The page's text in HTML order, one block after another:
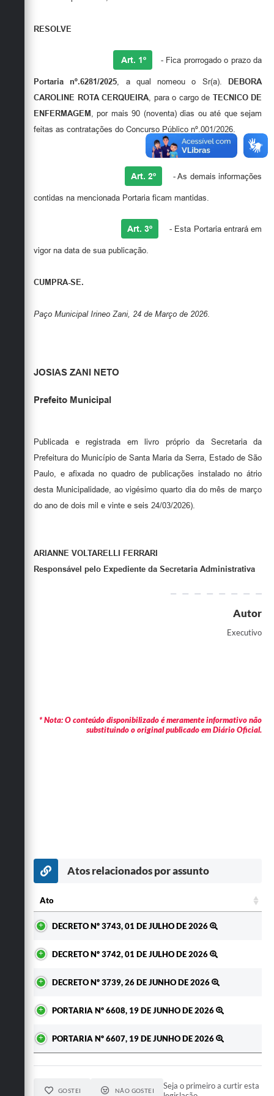
RESOLVE
Art. 1º - Fica prorrogado o prazo da
Portaria nº.6281/2025 , a qual nomeou o Sr(a).
DEBORA
CAROLINE ROTA CERQUEIRA , para o cargo de TECNICO DE
ENFERMAGEM
, por mais 90 (noventa) dias ou até que sejam
feitas as contratações do Concurso Público nº.001/2026.
Art. 2º - As demais informações
contidas na mencionada Portaria ficam mantidas.
Art. 3º - Esta Portaria entrará em
vigor na data de sua publicação.
CUMPRA-SE.
Paço Municipal Irineo Zani, 24 de Março de 2026.
JOSIAS ZANI NETO
Prefeito Municipal
Publicada e registrada em livro próprio da Secretaria da
Prefeitura do Município de Santa Maria da Serra, Estado de São
Paulo, e afixada no quadro de publicações instalado no átrio
desta Municipalidade, ao vigésimo quarto dia do mês de março
do ano de dois mil e vinte e seis 24/03/2026).
ARIANNE VOLTARELLI FERRARI
Responsável pelo Expediente da Secretaria Administrativa
Autor
Executivo
* Nota: O conteúdo disponibilizado é meramente informativo não
substituindo o original publicado em Diário Oficial.
Atos relacionados por assunto
Ato
DECRETO Nº 3743, 01 DE JULHO DE 2026
DECRETO Nº 3742, 01 DE JULHO DE 2026
DECRETO Nº 3739, 26 DE JUNHO DE 2026
PORTARIA Nº 6608, 19 DE JUNHO DE 2026
PORTARIA Nº 6607, 19 DE JUNHO DE 2026
GOSTEI NÃO GOSTEI
Seja o primeiro a curtir esta